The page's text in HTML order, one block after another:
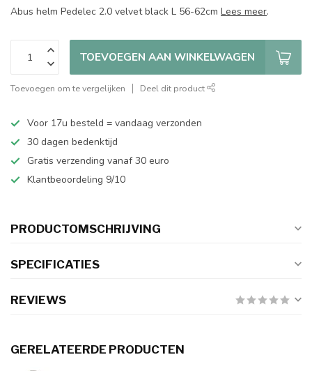
Abus helm Pedelec 2.0 velvet black L 56-62cm Lees meer.
TOEVOEGEN AAN WINKELWAGEN
Toevoegen om te vergelijken Deel dit product
Voor 17u besteld = vandaag verzonden
30 dagen bedenktijd
Gratis verzending vanaf 30 euro
Klantbeoordeling 9/10
PRODUCTOMSCHRIJVING
SPECIFICATIES
REVIEWS
GERELATEERDE PRODUCTEN